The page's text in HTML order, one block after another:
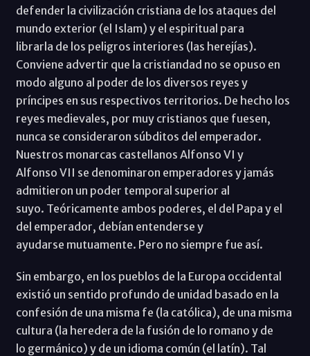
defender la civilización cristiana de los ataques del
mundo exterior (el Islam) y el espiritual para
librarla de los peligros interiores (las herejías).
Conviene advertir que la cristiandad no se opuso en
modo alguno al poder de los diversos reyes y
príncipes en sus respectivos territorios. De hecho los
reyes medievales, por muy cristianos que fuesen,
nunca se consideraron súbditos del emperador.
Nuestros monarcas castellanos Alfonso VI y
Alfonso VII se denominaron emperadores y jamás
admitieron un poder temporal superior al
suyo. Teóricamente ambos poderes, el del Papa y el
del emperador, debían entenderse y
ayudarse mutuamente. Pero no siempre fue así.
Sin embargo, en los pueblos de la Europa occidental
existió un sentido profundo de unidad basado en la
confesión de una misma fe (la católica), de una misma
cultura (la heredera de la fusión de lo romano y de
lo germánico) y de un idioma común (el latín). Tal